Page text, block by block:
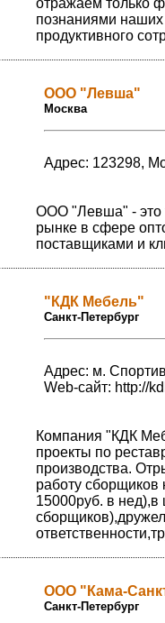
отражаем только
познаниями
продуктивного
ООО "Левша"
Москва
Адрес: 123298,
ООО "Левша" - это
рынке в сфере
поставщиками и
"КДК Мебель"
Санкт-Петербург
Адрес: м.
Web-сайт: http://
Компания "КДК
проекты по
производства.
работу сборщиков
15000руб. в нед),в
ООО "Кама-
Санкт-Петербург